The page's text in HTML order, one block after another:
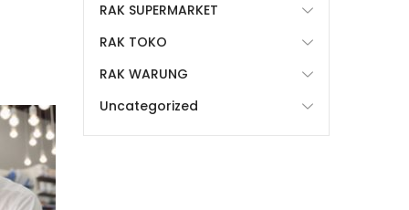
RAK SUPERMARKET
RAK TOKO
RAK WARUNG
Uncategorized